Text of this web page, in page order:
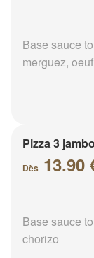
Base sauce
merguez, oeuf
Pizza 3
Dès 13.90
Base sauce
chorizo